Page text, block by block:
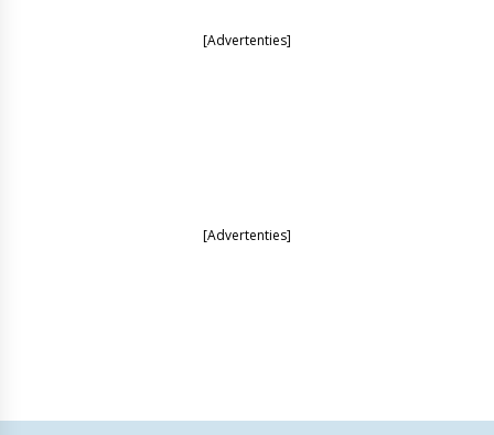
[Advertenties]
[Advertenties]